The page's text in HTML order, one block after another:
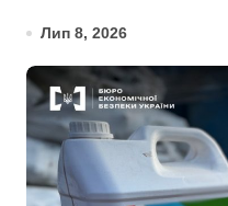
Лип 8, 2026